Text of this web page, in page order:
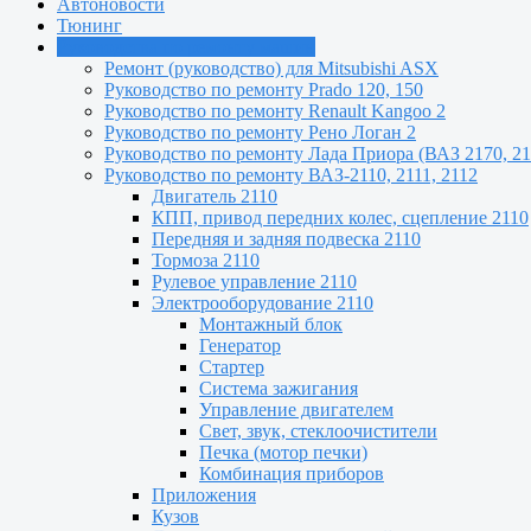
Автоновости
Тюнинг
Ремонт (руководство) для Mitsubishi ASX
Руководство по ремонту Prado 120, 150
Руководство по ремонту Renault Kangoo 2
Руководство по ремонту Рено Логан 2
Руководство по ремонту Лада Приора (ВАЗ 2170,
Руководство по ремонту ВАЗ-2110, 2111, 2112
Двигатель 2110
КПП, привод передних колес, сцепление 2110
Передняя и задняя подвеска 2110
Тормоза 2110
Рулевое управление 2110
Электрооборудование 2110
Монтажный блок
Генератор
Стартер
Система зажигания
Управление двигателем
Свет, звук, стеклоочистители
Печка (мотор печки)
Комбинация приборов
Приложения
Кузов